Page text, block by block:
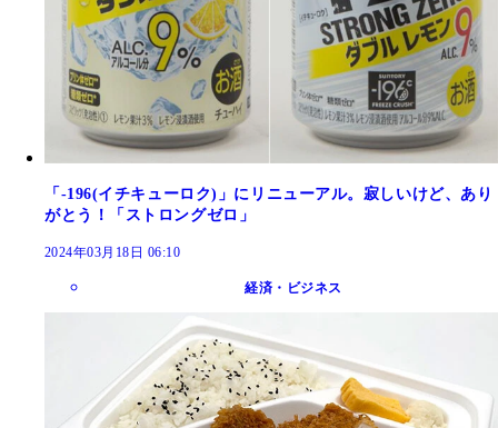
「‐196(イチキューロク)」にリニューアル。寂しいけど、あり
がとう！「ストロングゼロ」
2024年03月18日 06:10
経済・ビジネス